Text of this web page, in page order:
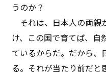
うのか？
それは、日本人の両親
け、この国で育てば、自
ているからだ。だから、
る。それが当たり前だと